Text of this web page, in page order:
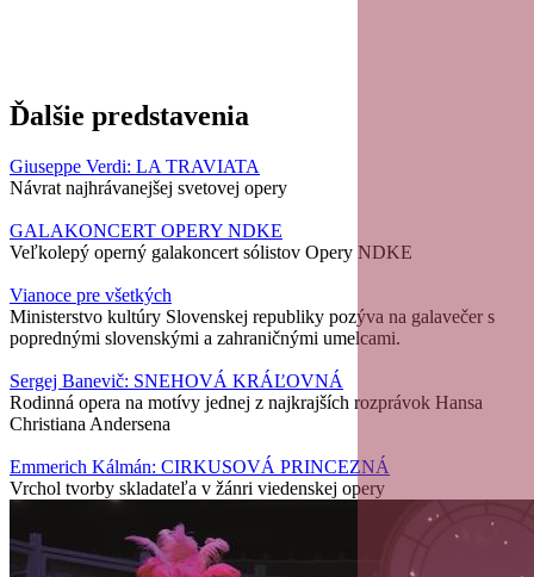
Ďalšie predstavenia
Giuseppe Verdi: LA TRAVIATA
Návrat najhrávanejšej svetovej opery
GALAKONCERT OPERY NDKE
Veľkolepý operný galakoncert sólistov Opery NDKE
Vianoce pre všetkých
Ministerstvo kultúry Slovenskej republiky pozýva na galavečer s
poprednými slovenskými a zahraničnými umelcami.
Sergej Banevič: SNEHOVÁ KRÁĽOVNÁ
Rodinná opera na motívy jednej z najkrajších rozprávok Hansa
Christiana Andersena
Emmerich Kálmán: CIRKUSOVÁ PRINCEZNÁ
Vrchol tvorby skladateľa v žánri viedenskej opery